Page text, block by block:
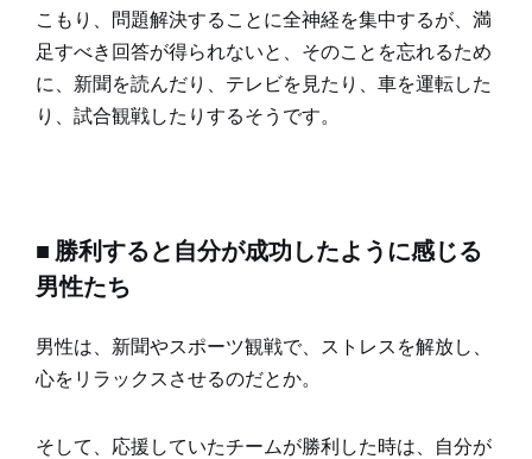
こもり、問題解決することに全神経を集中するが、満
足すべき回答が得られないと、そのことを忘れるため
に、新聞を読んだり、テレビを見たり、車を運転した
り、試合観戦したりするそうです。
■ 勝利すると自分が成功したように感じる
男性たち
男性は、新聞やスポーツ観戦で、ストレスを解放し、
心をリラックスさせるのだとか。
そして、応援していたチームが勝利した時は、自分が